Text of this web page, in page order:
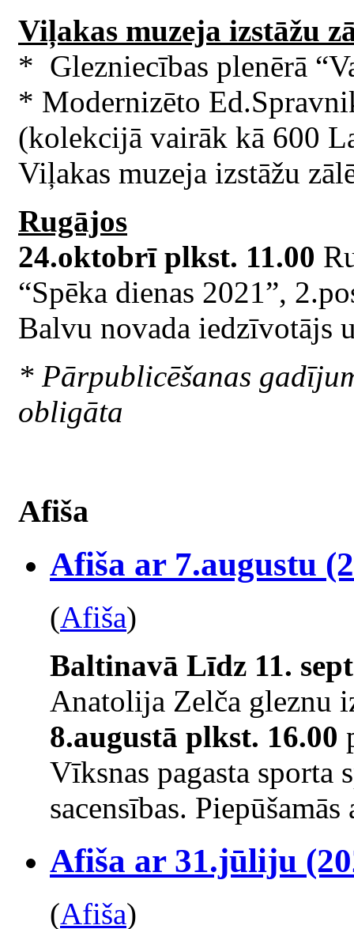
Viļakas muzeja izstāžu
* Glezniecības plenērā
* Modernizēto
(kolekcijā vairāk kā 600
Viļakas muzeja izstāžu
Rugājos
24.oktobrī plkst. 11.00
“Spēka dienas 2021”,
Balvu novada iedzīvotājs
* Pārpublicēšanas
obligāta
Afiša
Afiša ar 7.augustu
(Afiša)
Baltinavā Līdz 11.
Anatolija Zelča gleznu
8.augustā plkst. 16.00
Vīksnas pagasta sporta
sacensības.
Afiša ar 31.jūliju
(Afiša)